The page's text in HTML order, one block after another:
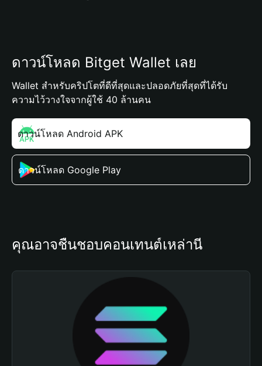
ดาวน์โหลด Bitget Wallet เลย
Wallet สำหรับคริปโตที่ดีที่สุดและปลอดภัยที่สุดที่ได้รับ
ความไว้วางใจจากผู้ใช้ 40 ล้านคน
ดาวน์โหลด Android APK
ดาวน์โหลด Google Play
คุณอาจชื่นชอบคอนเทนต์เหล่านี้